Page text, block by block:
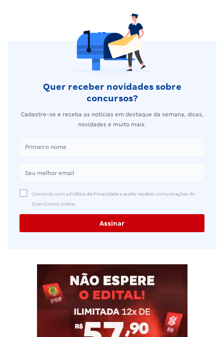
Quer receber novidades sobre
concursos?
Cadastre-se e receba as notícias em destaque da semana, dicas,
novidades e muito mais.
Concordo com a Política de Privacidade e aceito receber comunicações do
Gran Cursos Online.